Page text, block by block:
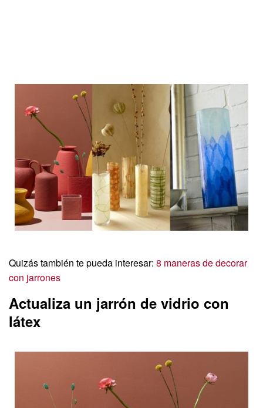
Quizás también te pueda interesar: 8 maneras de decorar
con jarrones
Actualiza un jarrón de vidrio con
látex